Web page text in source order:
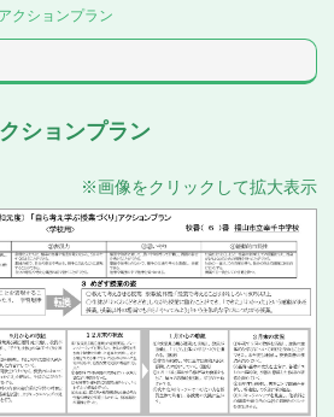
アクションプラン
ションプラン
※画像をクリックして拡大表示